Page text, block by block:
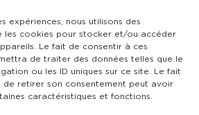
expériences, nous utilisons des
les cookies pour stocker et/ou accéder
Le fait de consentir à ces
de traiter des données telles que le
ou les ID uniques sur ce site. Le fait
de retirer son consentement peut avoir
caractéristiques et fonctions.
SUIVEZ-NOUS !